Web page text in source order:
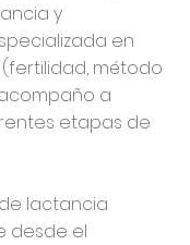
y
en
método
a
etapas de
lactancia
desde el